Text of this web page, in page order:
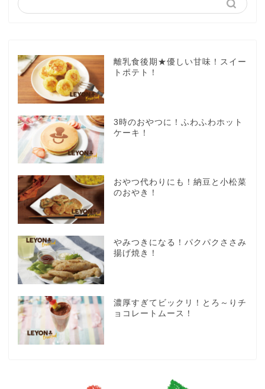
離乳食後期★優しい甘味！スイー
トポテト！
3時のおやつに！ふわふわホット
ケーキ！
おやつ代わりにも！納豆と小松菜
のおやき！
やみつきになる！パクパクささみ
揚げ焼き！
濃厚すぎてビックリ！とろ～りチ
ョコレートムース！